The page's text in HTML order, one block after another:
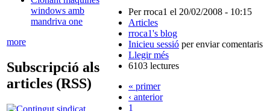
windows amb
mandriva one
more
Subscripció als
articles (RSS)
Per rroca1 el 20/02/2008 - 10:15
Articles
rroca1's blog
Inicieu sessió per enviar comentaris
Llegir més
6103 lectures
« primer
‹ anterior
1